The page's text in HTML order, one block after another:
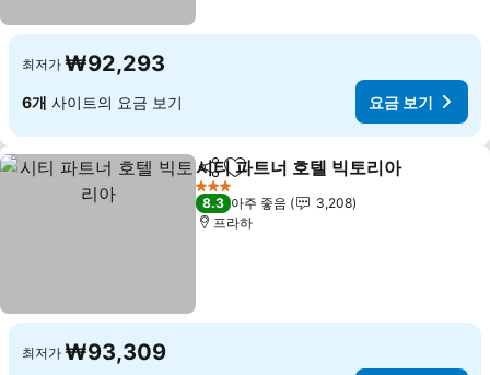
최저가 ₩92,293
6개 사이트의 요금 보기 요금 보기
공유 즐겨찾기에 추가
시티 파트너 호텔 빅토리아
3 성급
8.3 아주 좋음
3,208
프라하
최저가 ₩93,309